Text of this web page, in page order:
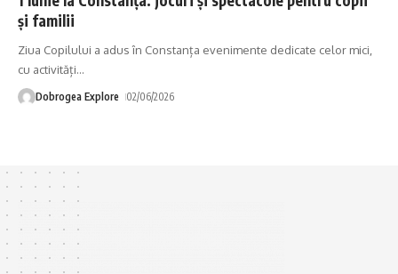
și familii
Ziua Copilului a adus în Constanța evenimente dedicate celor mici,
cu activități…
Dobrogea Explore 02/06/2026